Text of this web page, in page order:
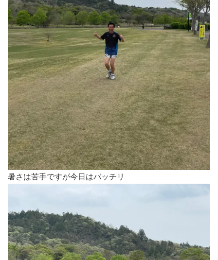
暑さは苦手ですが今日はバッチリ